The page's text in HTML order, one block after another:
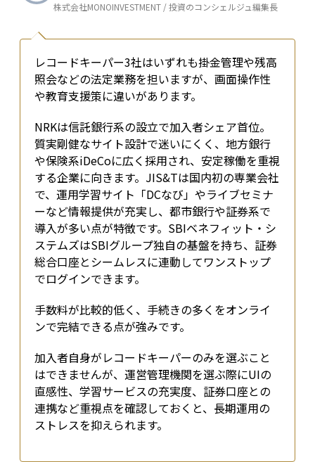
株式会社MONOINVESTMENT / 投資のコンシェルジュ編集長
レコードキーパー3社はいずれも掛金管理や残高
照会などの法定業務を担いますが、画面操作性
や教育支援策に違いがあります。
NRKは信託銀行系の設立で加入者シェア首位。
質実剛健なサイト設計で迷いにくく、地方銀行
や保険系iDeCoに広く採用され、安定稼働を重視
する企業に向きます。JIS&Tは国内初の専業会社
で、運用学習サイト「DCなび」やライブセミナ
ーなど情報提供が充実し、都市銀行や証券系で
導入が多い点が特徴です。SBIベネフィット・シ
ステムズはSBIグループ独自の基盤を持ち、証券
総合口座とシームレスに連動してワンストップ
でログインできます。
手数料が比較的低く、手続きの多くをオンライ
ンで完結できる点が強みです。
加入者自身がレコードキーパーのみを選ぶこと
はできませんが、運営管理機関を選ぶ際にUIの
直感性、学習サービスの充実度、証券口座との
連携など重視点を確認しておくと、長期運用の
ストレスを抑えられます。